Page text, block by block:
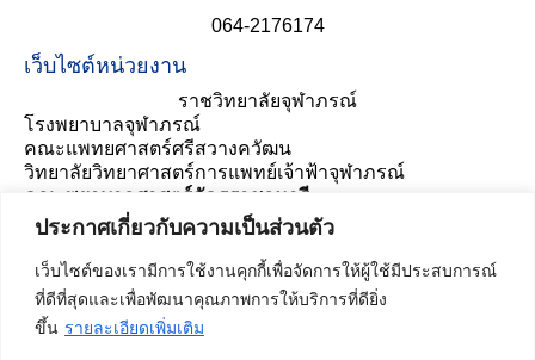
ประกาศเกี่ยวกับความเป็นส่วนตัว
เว็บไซต์ของเรามีการใช้งานคุกกี้เพื่อจัดการให้ผู้ใช้มีประสบการณ์
ที่ดีที่สุดและเพื่อพัฒนาคุณภาพการให้บริการที่ดียิ่ง
ขึ้น รายละเอียดเพิ่มเติม
064-2176174
เว็บไซต์หน่วยงาน
ราชวิทยาลัยจุฬาภรณ์
โรงพยาบาลจุฬาภรณ์
คณะแพทยศาสตร์ศรีสวางควัฒน
วิทยาลัยวิทยาศาสตร์การแพทย์เจ้าฟ้าจุฬาภรณ์
คณะพยาบาลศาสตร์อัครราชกุมารี
ประเมินความพึงพอใจ